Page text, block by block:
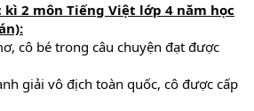
2 môn Tiếng Việt lớp 4 năm học
:
cô bé trong câu chuyện đạt được
giải vô địch toàn quốc, cô được cấp